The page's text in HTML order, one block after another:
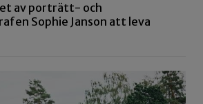
av porträtt- och
Sophie Janson att leva